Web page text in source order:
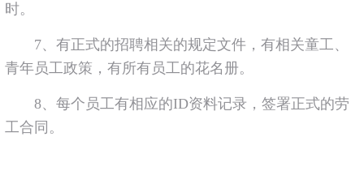
时。
7、有正式的招聘相关的规定文件，有相关童工、
青年员工政策，有所有员工的花名册。
8、每个员工有相应的ID资料记录，签署正式的劳
工合同。